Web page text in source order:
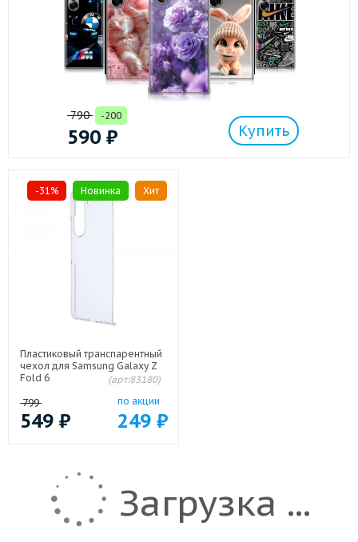
790 -200
590 ₽ Купить
-31% Новинка Хит
Пластиковый транспарентный
чехол для Samsung Galaxy Z
Fold 6
(арт:83180)
799
549 ₽
по акции
249 ₽
Загрузка ...